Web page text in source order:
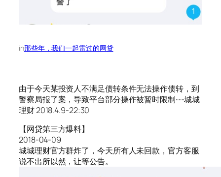
in那些年，我们一起雷过的网贷
由于今天某投资人不满足债转条件无法操作债转，到
警察局报了案，导致平台部分操作被暂时限制······城城
理财 2018.4.9-22:30
【网贷第三方爆料】
2018-04-09
城城理财官方群炸了，今天所有人未回款，官方客服
说不出所以然，让等公告。